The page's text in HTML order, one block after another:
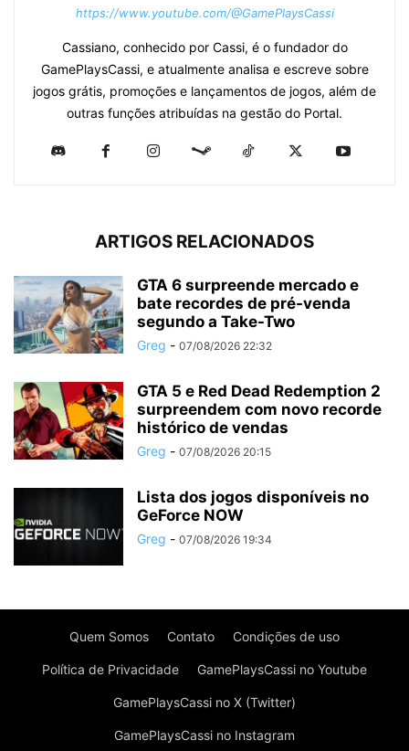
https://www.youtube.com/@GamePlaysCassi
Cassiano, conhecido por Cassi, é o fundador do
GamePlaysCassi, e atualmente analisa e escreve sobre
jogos grátis, promoções e lançamentos de jogos, além de
outras funções atribuídas na gestão do Portal.
ARTIGOS RELACIONADOS
GTA 6 surpreende mercado e
bate recordes de pré-venda
segundo a Take-Two
Greg - 07/08/2026 22:32
GTA 5 e Red Dead Redemption 2
surpreendem com novo recorde
histórico de vendas
Greg - 07/08/2026 20:15
Lista dos jogos disponíveis no
GeForce NOW
Greg - 07/08/2026 19:34
Quem Somos Contato Condições de uso
Política de Privacidade GamePlaysCassi no Youtube
GamePlaysCassi no X (Twitter)
GamePlaysCassi no Instagram